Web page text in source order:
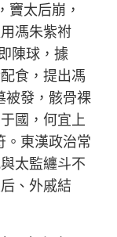
竇太后崩，
馮朱紫祔
陳球，據
食，提出馮
被發，骸骨裸
國，何宜上
。東漢政治常
太監纏斗不
、外戚結